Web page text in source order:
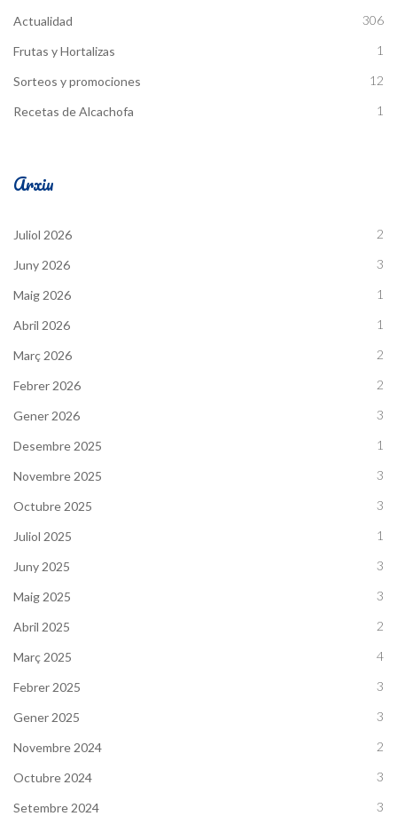
Actualidad 306
Frutas y Hortalizas 1
Sorteos y promociones 12
Recetas de Alcachofa 1
Arxiu
Juliol 2026 2
Juny 2026 3
Maig 2026 1
Abril 2026 1
Març 2026 2
Febrer 2026 2
Gener 2026 3
Desembre 2025 1
Novembre 2025 3
Octubre 2025 3
Juliol 2025 1
Juny 2025 3
Maig 2025 3
Abril 2025 2
Març 2025 4
Febrer 2025 3
Gener 2025 3
Novembre 2024 2
Octubre 2024 3
Setembre 2024 3